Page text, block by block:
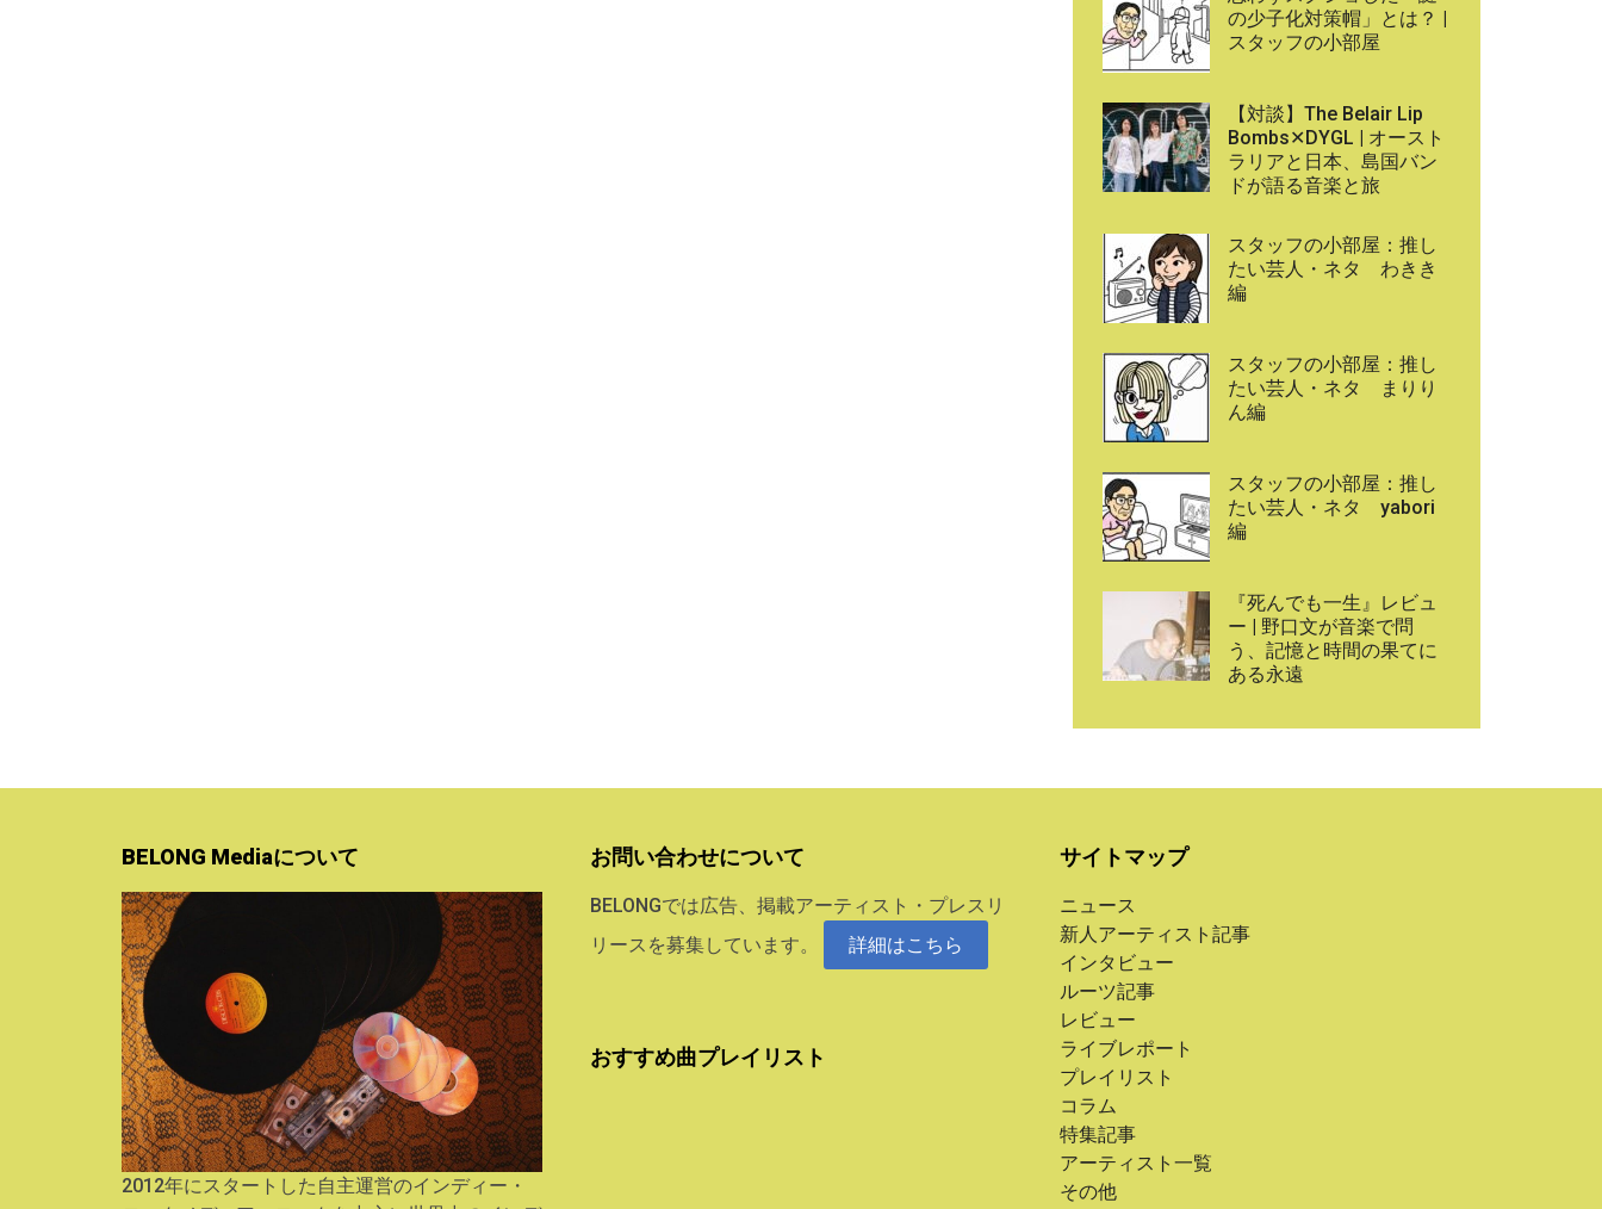
の少子化対策帽」とは？ |
スタッフの小部屋
【対談】The Belair Lip
Bombs✕DYGL | オースト
ラリアと日本、島国バン
ドが語る音楽と旅
スタッフの小部屋：推し
たい芸人・ネタ わきき
編
スタッフの小部屋：推し
たい芸人・ネタ まりり
ん編
スタッフの小部屋：推し
たい芸人・ネタ yabori
編
『死んでも一生』レビュ
ー | 野口文が音楽で問
う、記憶と時間の果てに
ある永遠
BELONG Mediaについて
2012年にスタートした自主運営のインディー・
お問い合わせについて
BELONGでは広告、掲載アーティスト・プレスリ
リースを募集しています。
詳細はこちら
おすすめ曲プレイリスト
サイトマップ
ニュース
新人アーティスト記事
インタビュー
ルーツ記事
レビュー
ライブレポート
プレイリスト
コラム
特集記事
アーティスト一覧
その他